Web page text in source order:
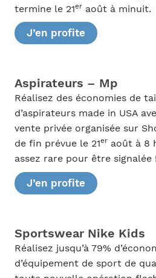
termine le 21eraoût à minuit.
J’en profite
Aspirateurs – Mp
Réalisez des économies de
d’aspirateurs made in USA
vente privée organisée sur
de fin prévue le 21eraoût à 8
assez rare pour être signalée !
J’en profite
Sportswear Nike Kids
Réalisez jusqu’à 79%
d’équipement de sport de